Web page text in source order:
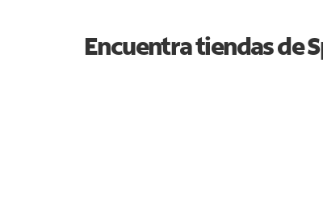
Encuentra tiendas de